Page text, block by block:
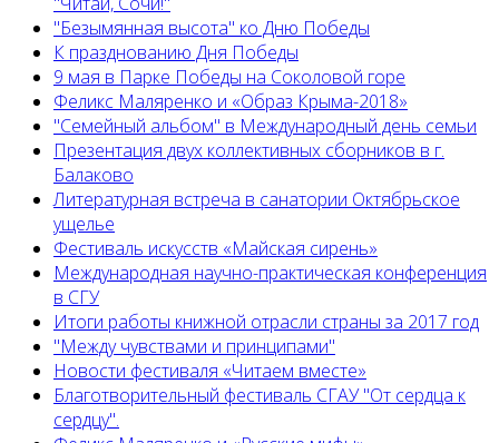
"Безымянная высота" ко Дню Победы
К празднованию Дня Победы
9 мая в Парке Победы на Соколовой горе
Феликс Маляренко и «Образ Крыма-2018»
"Семейный альбом" в Международный день семьи
Презентация двух коллективных сборников в г.
Балаково
Литературная встреча в санатории Октябрьское
ущелье
Фестиваль искусств «Майская сирень»
Международная научно-практическая конференция
в СГУ
Итоги работы книжной отрасли страны за 2017 год
"Между чувствами и принципами"
Новости фестиваля «Читаем вместе»
Благотворительный фестиваль СГАУ "От сердца к
сердцу".